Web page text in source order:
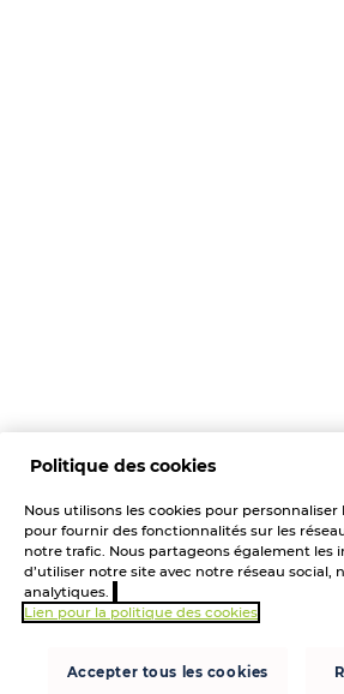
Politique des cookies
Nous utilisons les cookies pour
pour fournir des fonctionnalités sur les
notre trafic. Nous partageons également les
d’utiliser notre site avec notre réseau
analytiques.
Lien pour la politique des cookies
Accepter tous les cookies